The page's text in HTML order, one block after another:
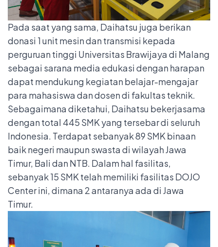
Pada saat yang sama, Daihatsu juga berikan
donasi 1 unit mesin dan transmisi kepada
perguruan tinggi Universitas Brawijaya di Malang
sebagai sarana media edukasi dengan harapan
dapat mendukung kegiatan belajar-mengajar
para mahasiswa dan dosen di fakultas teknik.
Sebagaimana diketahui, Daihatsu bekerjasama
dengan total 445 SMK yang tersebar di seluruh
Indonesia. Terdapat sebanyak 89 SMK binaan
baik negeri maupun swasta di wilayah Jawa
Timur, Bali dan NTB. Dalam hal fasilitas,
sebanyak 15 SMK telah memiliki fasilitas DOJO
Center ini, dimana 2 antaranya ada di Jawa
Timur.